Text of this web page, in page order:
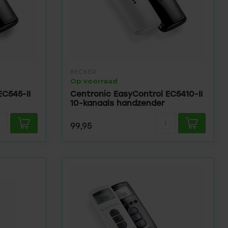
II
BECKER
Op voorraad
Centronic EasyControl EC5410-II
10-kanaals handzender
99,95